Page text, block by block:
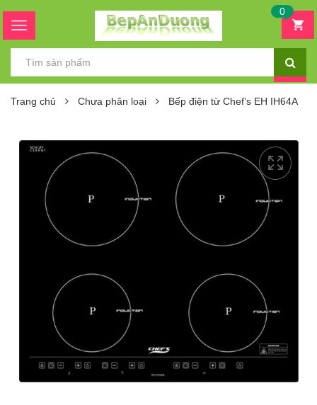
0
Trang chủ Chưa phân loại Bếp điện từ Chef’s EH IH64A